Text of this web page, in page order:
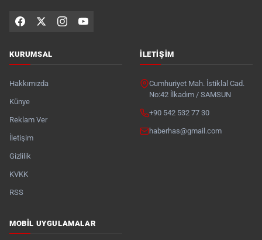
KURUMSAL
Hakkımızda
Künye
Reklam Ver
İletişim
Gizlilik
KVKK
RSS
İLETIŞIM
Cumhuriyet Mah. İstiklal Cad.
No:42 İlkadım / SAMSUN
+90 542 532 77 30
haberhas@gmail.com
MOBIL UYGULAMALAR